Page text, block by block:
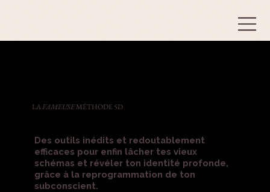
LAFAMEUSEMÉTHODE 5D
Des outils inédits et redoutablement
efficaces pour enfin lâcher tes vieux
schémas et révéler ton identité profonde,
grâce à la reprogrammation de ton
subconscient.